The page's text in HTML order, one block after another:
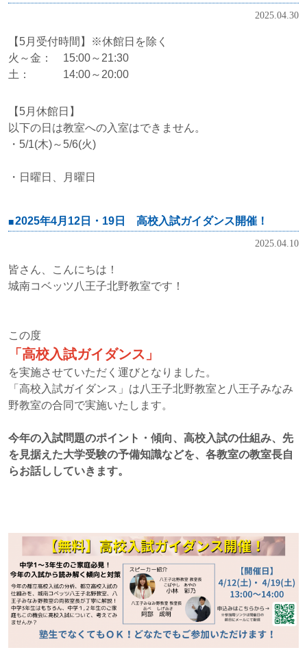
2025.04.30
【5月受付時間】※休館日を除く
火～金： 15:00～21:30
土： 14:00～20:00
【5月休館日】
以下の日は教室への入室はできません。
・5/1(木)～5/6(火)
・日曜日、月曜日
2025年4月12日・19日 高校入試ガイダンス開催！
2025.04.10
皆さん、こんにちは！
城南コベッツ八王子北野教室です！
この度
「高校入試ガイダンス」
を実施させていただく運びとなりました。
「高校入試ガイダンス」は八王子北野教室と八王子みなみ
野教室の合同で実施いたします。
今年の入試問題のポイント・傾向、高校入試の仕組み、先
を見据えた大学受験の予備知識などを、各教室の教室長自
らお話ししていきます。